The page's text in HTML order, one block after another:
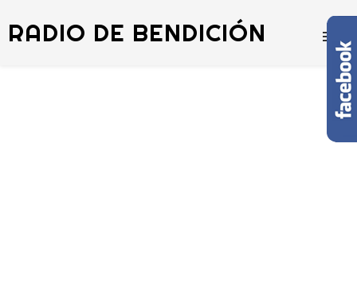
RADIO DE BENDICIÓN